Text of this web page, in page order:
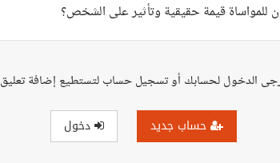
قيمة حقيقية وتأثير على الشخص؟
الدخول لحسابك أو تسجيل حساب لتستطيع إضافة تعليق
حساب جديد دخول